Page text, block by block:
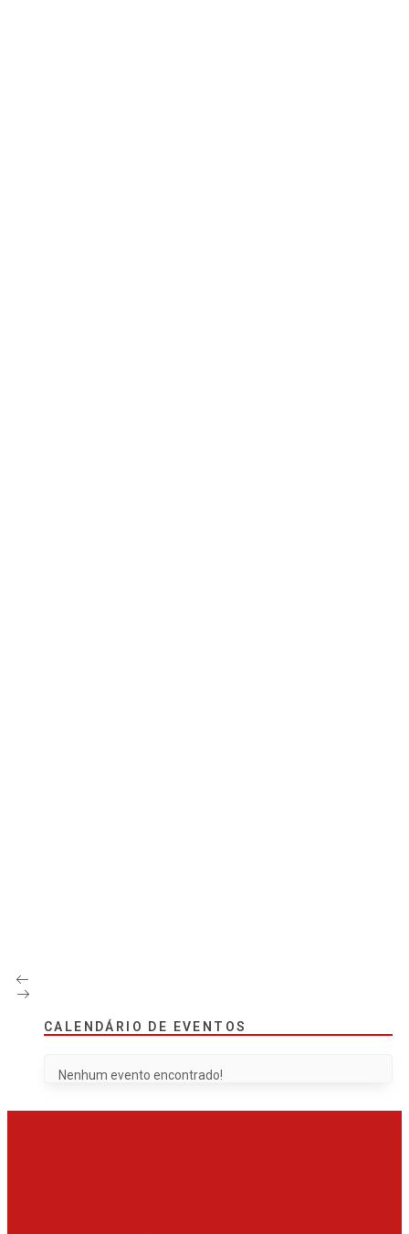
CALENDÁRIO DE EVENTOS
Nenhum evento encontrado!